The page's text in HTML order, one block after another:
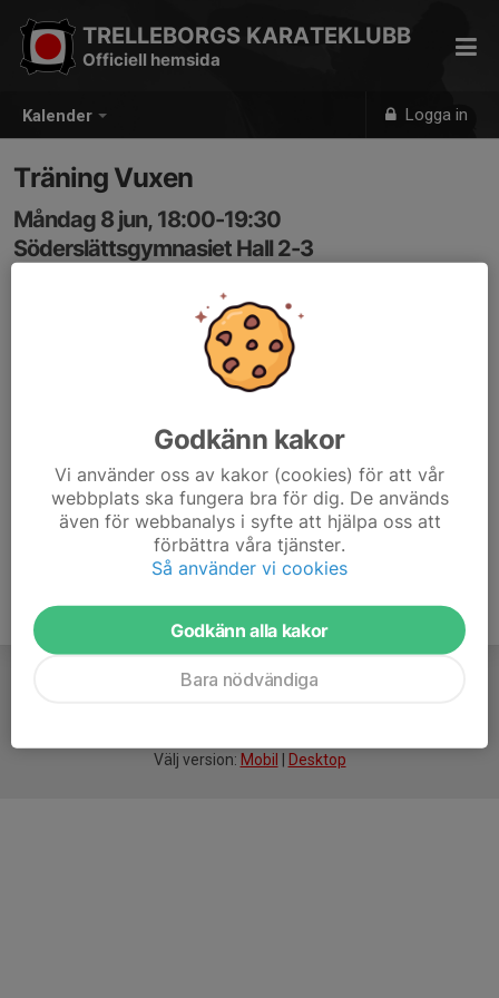
Kalender Logga in
TRELLEBORGS KARATEKLUBB
Officiell hemsida
Träning Vuxen
Måndag 8 jun, 18:00-19:30
Söderslättsgymnasiet Hall 2-3
Välj version: Mobil Desktop
Godkänn kakor
Vi använder oss av kakor (cookies) för att vår
webbplats ska fungera bra för dig. De används
även för webbanalys i syfte att hjälpa oss att
förbättra våra tjänster.
Så använder vi cookies
Godkänn alla kakor
Bara nödvändiga